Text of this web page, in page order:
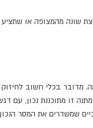
שונה מהמצופה או שתציע
מדובר בכלי חשוב
זו מתוכננת נכון, עם
שמשדרים את המסר